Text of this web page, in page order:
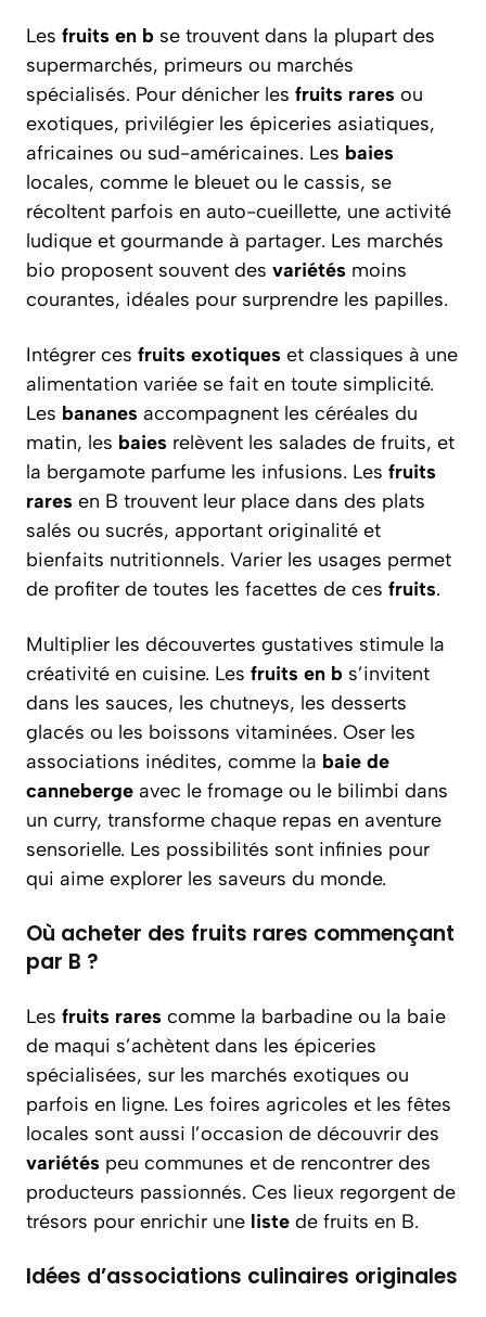
Les fruits en b se trouvent dans la plupart des
supermarchés, primeurs ou marchés
spécialisés. Pour dénicher les fruits rares ou
exotiques, privilégier les épiceries asiatiques,
africaines ou sud-américaines. Les baies
locales, comme le bleuet ou le cassis, se
récoltent parfois en auto-cueillette, une activité
ludique et gourmande à partager. Les marchés
bio proposent souvent des variétés moins
courantes, idéales pour surprendre les papilles.
Intégrer ces fruits exotiques et classiques à une
alimentation variée se fait en toute simplicité.
Les bananes accompagnent les céréales du
matin, les baies relèvent les salades de fruits, et
la bergamote parfume les infusions. Les fruits
rares en B trouvent leur place dans des plats
salés ou sucrés, apportant originalité et
bienfaits nutritionnels. Varier les usages permet
de profiter de toutes les facettes de ces fruits.
Multiplier les découvertes gustatives stimule la
créativité en cuisine. Les fruits en b s’invitent
dans les sauces, les chutneys, les desserts
glacés ou les boissons vitaminées. Oser les
associations inédites, comme la baie de
canneberge avec le fromage ou le bilimbi dans
un curry, transforme chaque repas en aventure
sensorielle. Les possibilités sont infinies pour
qui aime explorer les saveurs du monde.
Où acheter des fruits rares commençant
par B ?
Les fruits rares comme la barbadine ou la baie
de maqui s’achètent dans les épiceries
spécialisées, sur les marchés exotiques ou
parfois en ligne. Les foires agricoles et les fêtes
locales sont aussi l’occasion de découvrir des
variétés peu communes et de rencontrer des
producteurs passionnés. Ces lieux regorgent de
trésors pour enrichir une liste de fruits en B.
Idées d’associations culinaires originales